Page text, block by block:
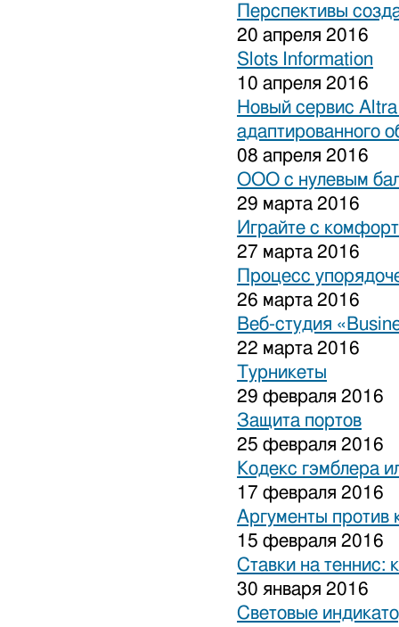
Перспективы
20 апреля 2016
Slots Information
10 апреля 2016
Новый сервис Altra
адаптированного
08 апреля 2016
ООО с нулевым
29 марта 2016
Играйте с
27 марта 2016
Процесс
26 марта 2016
Веб-студия
22 марта 2016
Турникеты
29 февраля 2016
Защита портов
25 февраля 2016
Кодекс гэмблера
17 февраля 2016
Аргументы против
15 февраля 2016
Ставки на теннис:
30 января 2016
Световые